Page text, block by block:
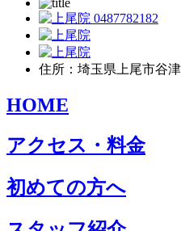
住所：埼玉県上尾市谷津
HOME
アクセス・料金
初めての方へ